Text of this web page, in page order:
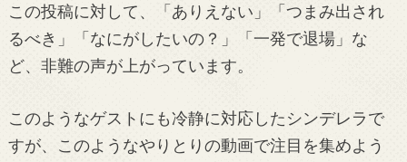
この投稿に対して、「ありえない」「つまみ出され
るべき」「なにがしたいの？」「一発で退場」な
ど、非難の声が上がっています。
このようなゲストにも冷静に対応したシンデレラで
すが、このようなやりとりの動画で注目を集めよう